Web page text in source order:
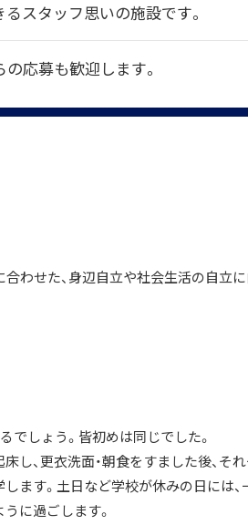
スタッフ思いの施設です。
応募も歓迎します。
わせた、身辺自立や社会生活の自立
でしょう。皆初めは同じでした。
、更衣洗面・朝食をすました後、そ
します。土日など学校が休みの日には、
に過ごします。